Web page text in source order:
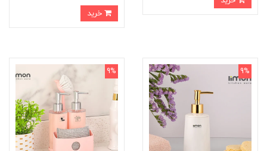
9%
9%